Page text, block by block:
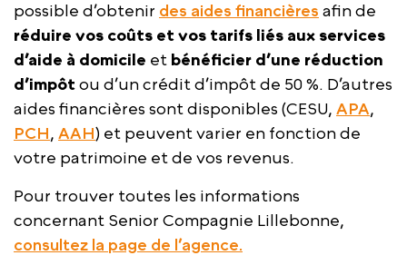
possible d’obtenir des aides financières afin de
réduire vos coûts et vos tarifs liés aux services
d’aide à domicile et bénéficier d’une réduction
d’impôtou d’un crédit d’impôt de 50 %. D’autres
aides financières sont disponibles (CESU, APA,
PCH, AAH) et peuvent varier en fonction de
votre patrimoine et de vos revenus.
Pour trouver toutes les informations
concernant Senior Compagnie Lillebonne,
consultez la page de l’agence.